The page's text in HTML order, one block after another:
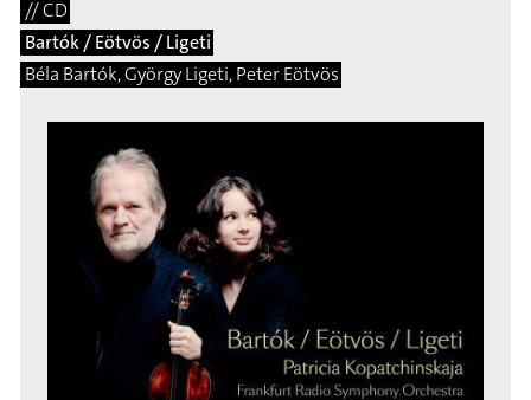
// CD
Bartók / Eötvös / Ligeti
Béla Bartók, György Ligeti, Peter Eötvös